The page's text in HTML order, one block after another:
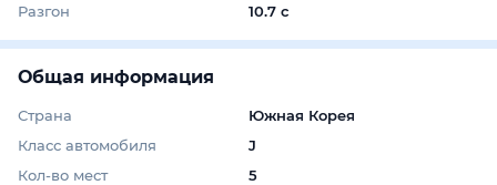
Разгон
10.7 с
Общая информация
Страна
Южная Корея
Класс автомобиля
J
Кол-во мест
5